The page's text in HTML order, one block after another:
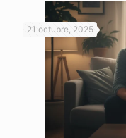
21 octubre, 2025